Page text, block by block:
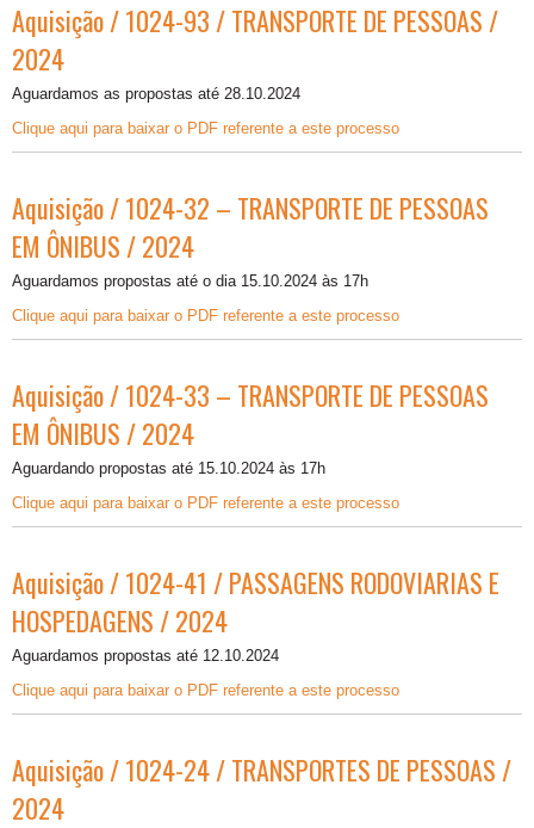
Aquisição / 1024-93 / TRANSPORTE DE PESSOAS /
2024
Aguardamos as propostas até 28.10.2024
Clique aqui para baixar o PDF referente a este processo
Aquisição / 1024-32 – TRANSPORTE DE PESSOAS
EM ÔNIBUS / 2024
Aguardamos propostas até o dia 15.10.2024 às 17h
Clique aqui para baixar o PDF referente a este processo
Aquisição / 1024-33 – TRANSPORTE DE PESSOAS
EM ÔNIBUS / 2024
Aguardando propostas até 15.10.2024 às 17h
Clique aqui para baixar o PDF referente a este processo
Aquisição / 1024-41 / PASSAGENS RODOVIARIAS E
HOSPEDAGENS / 2024
Aguardamos propostas até 12.10.2024
Clique aqui para baixar o PDF referente a este processo
Aquisição / 1024-24 / TRANSPORTES DE PESSOAS /
2024